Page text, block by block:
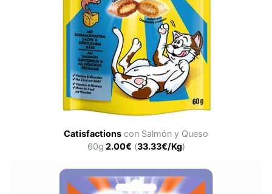
Catisfactions con Salmón y Queso
60g 2.00€ (33.33€/Kg)